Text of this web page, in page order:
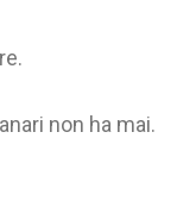
non ha mai.